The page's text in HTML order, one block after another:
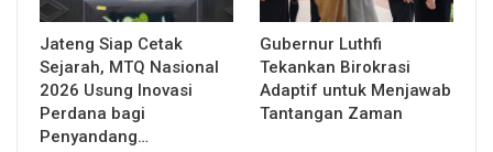
Jateng Siap Cetak
Sejarah, MTQ Nasional
2026 Usung Inovasi
Perdana bagi
Penyandang…
Gubernur Luthfi
Tekankan Birokrasi
Adaptif untuk Menjawab
Tantangan Zaman